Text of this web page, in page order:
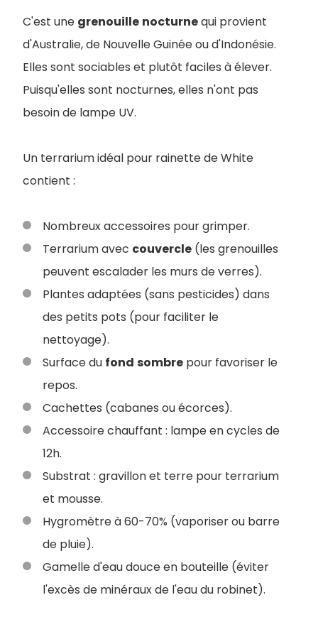
C'est une grenouille nocturnequi provient
d'Australie, de Nouvelle Guinée ou d'Indonésie.
Elles sont sociables et plutôt faciles à élever.
Puisqu'elles sont nocturnes, elles n'ont pas
besoin de lampe UV.
Un terrarium idéal pour rainette de White
contient :
Nombreux accessoires pour grimper.
Terrarium avec couvercle (les grenouilles
peuvent escalader les murs de verres).
Plantes adaptées (sans pesticides) dans
des petits pots (pour faciliter le
nettoyage).
Surface du fond sombre pour favoriser le
repos.
Cachettes (cabanes ou écorces).
Accessoire chauffant : lampe en cycles de
12h.
Substrat : gravillon et terre pour terrarium
et mousse.
Hygromètre à 60-70% (vaporiser ou barre
de pluie).
Gamelle d'eau douce en bouteille (éviter
l'excès de minéraux de l'eau du robinet).